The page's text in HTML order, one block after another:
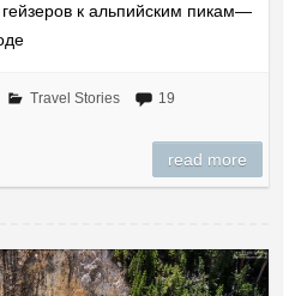
к альпийским пикам—
Travel Stories
19
read more